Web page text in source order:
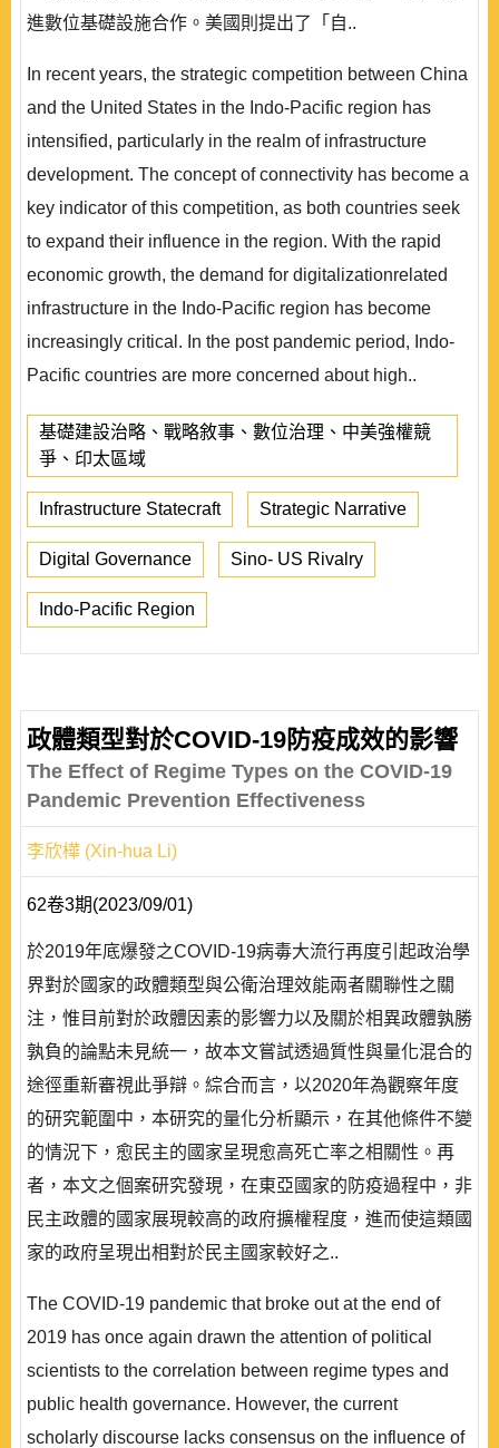
進數位基礎設施合作。美國則提出了「自..
In recent years, the strategic competition between China
and the United States in the Indo-Pacific region has
intensified, particularly in the realm of infrastructure
development. The concept of connectivity has become a
key indicator of this competition, as both countries seek
to expand their influence in the region. With the rapid
economic growth, the demand for digitalizationrelated
infrastructure in the Indo-Pacific region has become
increasingly critical. In the post pandemic period, Indo-
Pacific countries are more concerned about high..
基礎建設治略、戰略敘事、數位治理、中美強權競
爭、印太區域
Infrastructure Statecraft Strategic Narrative
Digital Governance Sino- US Rivalry
Indo-Pacific Region
政體類型對於COVID-19防疫成效的影響
The Effect of Regime Types on the COVID-19
Pandemic Prevention Effectiveness
李欣樺 (Xin-hua Li)
62卷3期(2023/09/01)
於2019年底爆發之COVID-19病毒大流行再度引起政治學
界對於國家的政體類型與公衛治理效能兩者關聯性之關
注，惟目前對於政體因素的影響力以及關於相異政體孰勝
孰負的論點未見統一，故本文嘗試透過質性與量化混合的
途徑重新審視此爭辯。綜合而言，以2020年為觀察年度
的研究範圍中，本研究的量化分析顯示，在其他條件不變
的情況下，愈民主的國家呈現愈高死亡率之相關性。再
者，本文之個案研究發現，在東亞國家的防疫過程中，非
民主政體的國家展現較高的政府擴權程度，進而使這類國
家的政府呈現出相對於民主國家較好之..
The COVID-19 pandemic that broke out at the end of
2019 has once again drawn the attention of political
scientists to the correlation between regime types and
public health governance. However, the current
scholarly discourse lacks consensus on the influence of